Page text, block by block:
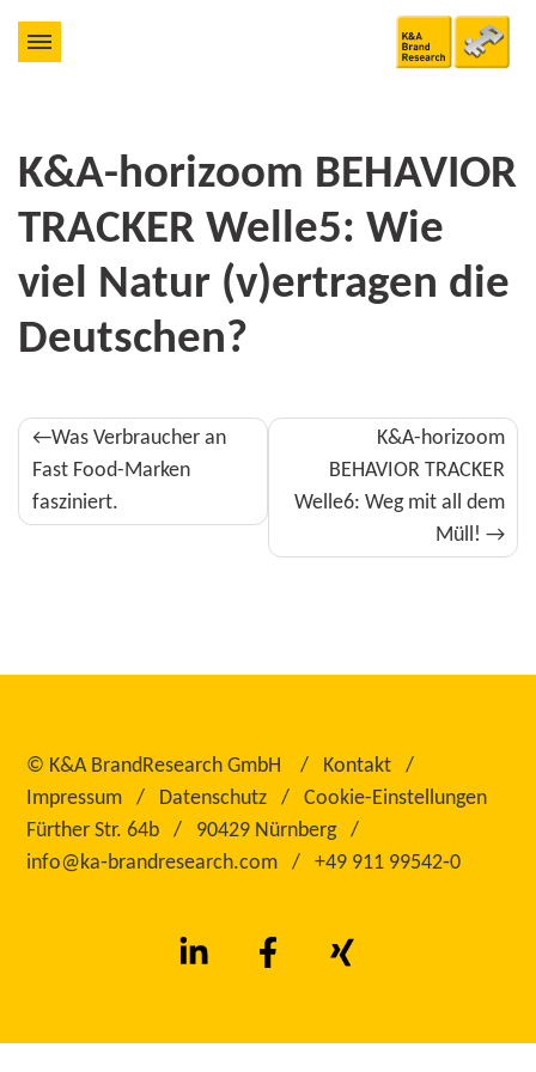
K&A-horizoom BEHAVIOR
TRACKER Welle5: Wie
viel Natur (v)ertragen die
Deutschen?
Beitragsnavigation
Was Verbraucher an
Fast Food-Marken
fasziniert.
K&A-horizoom
BEHAVIOR TRACKER
Welle6: Weg mit all dem
Müll!
© K&A BrandResearch GmbH
Kontakt
Impressum
Datenschutz
Cookie-Einstellungen
Fürther Str. 64b
90429 Nürnberg
info@ka‑brandresearch.com
+49 911 99542‑0